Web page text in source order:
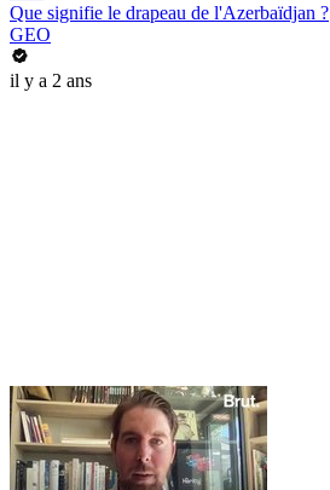
Que signifie le drapeau de l'Azerbaïdjan ?
GEO
il y a 2 ans